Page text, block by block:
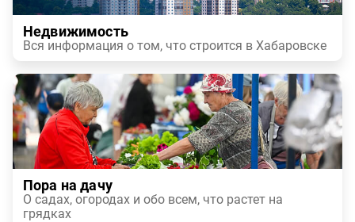
Недвижимость
Вся информация о том, что строится в Хабаровске
Пора на дачу
О садах, огородах и обо всем, что растет на
грядках